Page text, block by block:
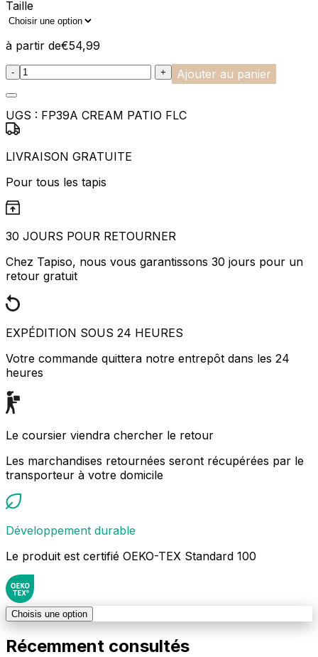
Taille
à partir de€54,99
:product_name quantity
- + Ajouter au panier
UGS : FP39A CREAM PATIO FLC
LIVRAISON GRATUITE
Pour tous les tapis
30 JOURS POUR RETOURNER
Chez Tapiso, nous vous garantissons 30 jours pour un
retour gratuit
EXPÉDITION SOUS 24 HEURES
Votre commande quittera notre entrepôt dans les 24
heures
Le coursier viendra chercher le retour
Les marchandises retournées seront récupérées par le
transporteur à votre domicile
Développement durable
Le produit est certifié OEKO-TEX Standard 100
Choisis une option
Récemment consultés